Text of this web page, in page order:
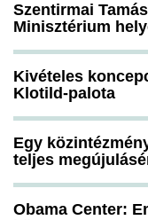
Szentirmai
Minisztérium
Kivételes
Klotild-palota
Egy
teljes
Obama Center: